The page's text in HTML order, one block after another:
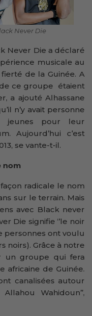
Never Die
Never Die a déclaré
musicale au
de la Guinée. A
ce groupe étaient
a ajouté Alhassane
n’y avait personne
jeunes pour leur
Aujourd’hui c’est
se vante-t-il.
nom
radicale le nom
sur le terrain. Mais
avec Black never
Die signifie ‘’le noir
personnes ont voulu
noirs). Grâce à notre
un groupe qui fera
africaine de Guinée.
canalisées autour
Wahidoun’’,